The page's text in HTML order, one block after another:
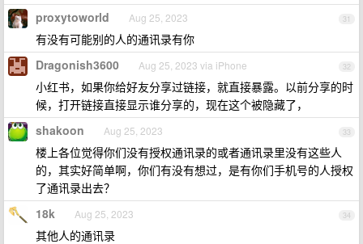
31
proxytoworld Aug 25, 2023
有没有可能别的人的通讯录有你
32
Dragonish3600 Aug 25, 2023 via iPhone
小红书，如果你给好友分享过链接，就直接暴露。以前分享的时
候，打开链接直接显示谁分享的，现在这个被隐藏了，
33
shakoon Aug 25, 2023
楼上各位觉得你们没有授权通讯录的或者通讯录里没有这些人
的，其实好简单啊，你们有没有想过，是有你们手机号的人授权
了通讯录出去？
34
18k Aug 25, 2023
其他人的通讯录